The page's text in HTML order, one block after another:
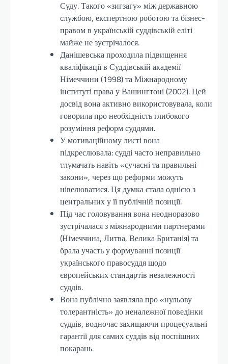
Суду. Такого «зигзагу» між державною
службою, експертною роботою та бізнес-
правом в українській суддівській еліті
майже не зустрічалося.
Данішевська проходила підвищення
кваліфікації в Суддівській академії
Німеччини (1998) та Міжнародному
інституті права у Вашингтоні (2002). Цей
досвід вона активно використовувала, коли
говорила про необхідність глибокого
розуміння реформ суддями.
У мотиваційному листі вона
підкреслювала: судді часто неправильно
тлумачать навіть «сучасні та правильні
закони», через що реформи можуть
нівелюватися. Ця думка стала однією з
центральних у її публічній позиції.
Під час головування вона неодноразово
зустрічалася з міжнародними партнерами
(Німеччина, Литва, Велика Британія) та
брала участь у формуванні позиції
українського правосуддя щодо
європейських стандартів незалежності
суддів.
Вона публічно заявляла про «нульову
толерантність» до неналежної поведінки
суддів, водночас захищаючи процесуальні
гарантії для самих суддів від поспішних
покарань.